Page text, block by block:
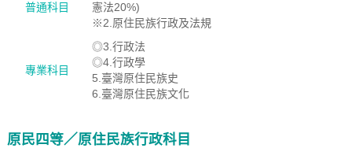
普通科目
憲法20%)
※2.原住民族行政及法規
專業科目
◎3.行政法
◎4.行政學
5.臺灣原住民族史
6.臺灣原住民族文化
原民四等／原住民族行政科目